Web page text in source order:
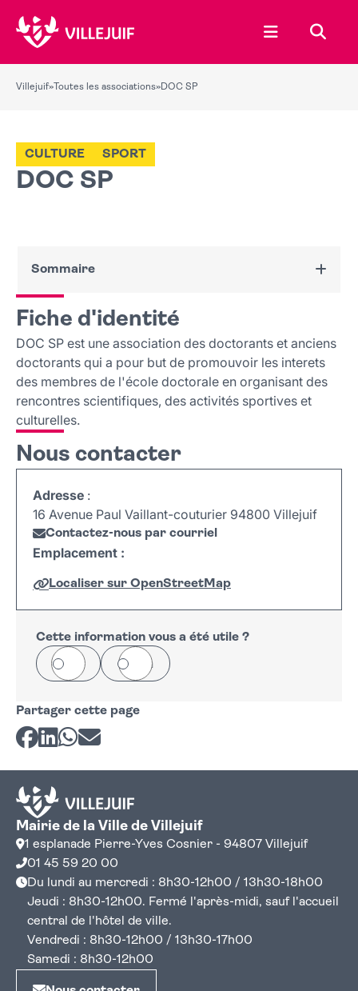
Ouvrir le
Villejuif» Toutes les associations»DOC SP
DOC SP
CULTURE SPORT
Sommaire
Fiche d'identité
Nous contacter
Fiche d'identité
DOC SP est une association des doctorants et anciens
doctorants qui a pour but de promouvoir les interets
des membres de l'école doctorale en organisant des
rencontres scientifiques, des activités sportives et
culturelles.
Nous contacter
Adresse :
16 Avenue Paul Vaillant-couturier 94800 Villejuif
Contactez-nous par courriel
Emplacement :
Localiser sur OpenStreetMap
+
−
Leaflet
Cette information vous a été utile ?
Oui Non
Partager cette page
Partager sur Facebook
Partager sur LinkedIn
Partager sur Whatsapp
Partager par courriel
Mairie de la Ville de Villejuif
1 esplanade Pierre-Yves Cosnier - 94807 Villejuif
01 45 59 20 00
Du lundi au mercredi : 8h30-12h00 / 13h30-18h00
Jeudi : 8h30-12h00. Fermé l'après-midi, sauf l'accueil
central de l'hôtel de ville.
Vendredi : 8h30-12h00 / 13h30-17h00
Samedi : 8h30-12h00